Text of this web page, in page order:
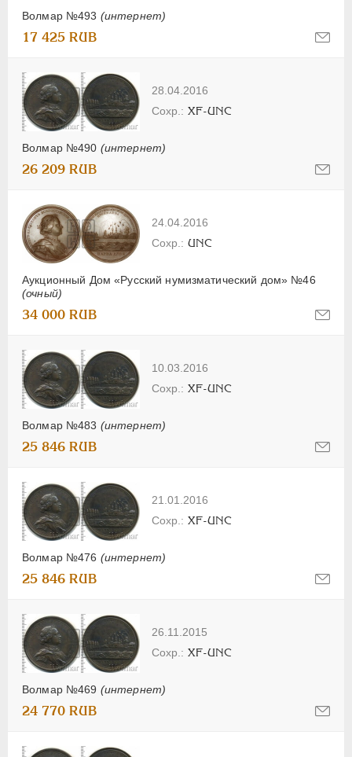
Волмар №493 (интернет)
17 425 RUB
28.04.2016
Волмар №490 (интернет)
XF-UNC
26 209 RUB
24.04.2016
Аукционный Дом «Русский нумизматический дом» №46
(очный)
UNC
34 000 RUB
10.03.2016
Волмар №483 (интернет)
XF-UNC
25 846 RUB
21.01.2016
Волмар №476 (интернет)
XF-UNC
25 846 RUB
26.11.2015
Волмар №469 (интернет)
XF-UNC
24 770 RUB